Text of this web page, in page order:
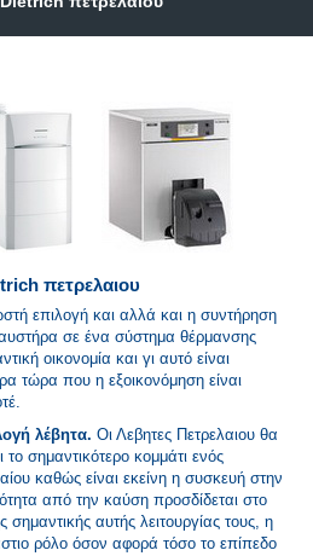
πετρελαιου
επιλογή και αλλά και η συντήρηση
σε ένα σύστημα θέρμανσης
οικονομία και γι αυτό είναι
τώρα που η εξοικονόμηση είναι
λέβητα. Οι Λεβητες Πετρελαιου θα
σημαντικότερο κομμάτι ενός
καθώς είναι εκείνη η συσκευή στην
από την καύση προσδίδεται στο
σημαντικής αυτής λειτουργίας τους, η
ρόλο όσον αφορά τόσο το επίπεδο